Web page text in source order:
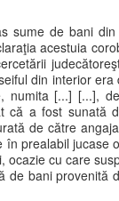
sume de bani
acestuia
din interior
numita [...] [...],
a fost sunată
de către
prealabil jucase
cu care
bani provenită